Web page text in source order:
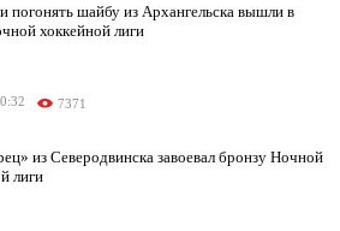
погонять шайбу из Архангельска вышли в
хоккейной лиги
7371
из Северодвинска завоевал бронзу Ночной
лиги